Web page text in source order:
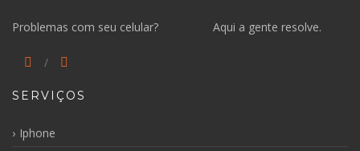
Problemas com seu celular? Aqui a gente resolve.
SERVIÇOS
Iphone